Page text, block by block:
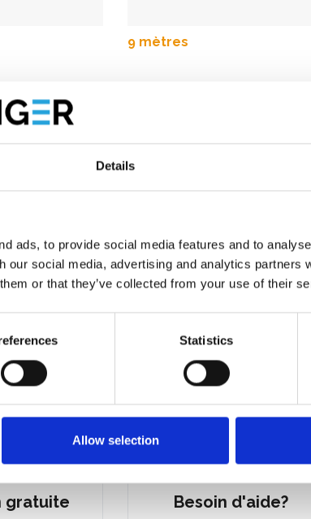
Details
ads, to provide social media features and to
our social media, advertising and analytics partners
or that they’ve collected from your use of their
Statistics
Allow selection
9 mètres
gratuite Besoin d'aide?